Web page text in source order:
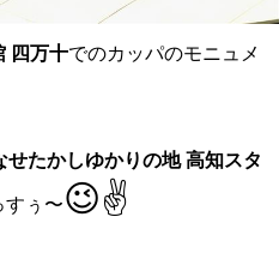
四万十でのカッパのモニュメ
せたかしゆかりの地 高知スタ
すぅ〜😉✌️